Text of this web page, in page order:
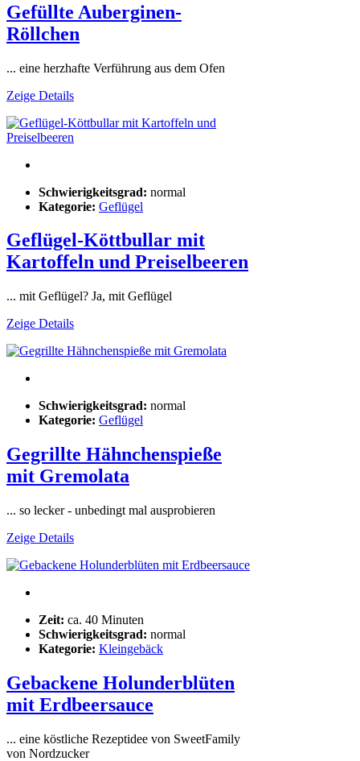
Gefüllte Auberginen-
Röllchen
... eine herzhafte Verführung aus dem Ofen
Zeige Details
Schwierigkeitsgrad: normal
Kategorie: Geflügel
Geflügel-Köttbullar mit
Kartoffeln und Preiselbeeren
... mit Geflügel? Ja, mit Geflügel
Zeige Details
Schwierigkeitsgrad: normal
Kategorie: Geflügel
Gegrillte Hähnchenspieße
mit Gremolata
... so lecker - unbedingt mal ausprobieren
Zeige Details
Zeit: ca. 40 Minuten
Schwierigkeitsgrad: normal
Kategorie: Kleingebäck
Gebackene Holunderblüten
mit Erdbeersauce
... eine köstliche Rezeptidee von SweetFamily
von Nordzucker